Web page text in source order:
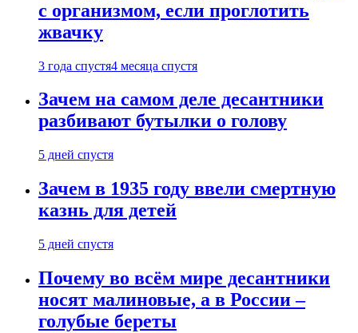
с организмом, если проглотить
жвачку
3 года спустя4 месяца спустя
Зачем на самом деле десантники
разбивают бутылки о голову
5 дней спустя
Зачем в 1935 году ввели смертную
казнь для детей
5 дней спустя
Почему во всём мире десантники
носят малиновые, а в России –
голубые береты